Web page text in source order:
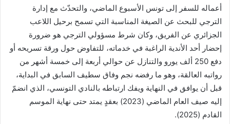
أعماله للسفر إلى تونس الأسبوع الماضي، والتحدّث مع إدارة
الترجي للبحث عن الصيغة المناسبة التي تسمح برحيل اللاعب
الجزائري عن الفريق، وكان شرط مسؤولي الترجي هو ضرورة
إحضار أحد الأندية الراغبة في خدماته، للتفاوض حول ورقة تسريحه أو
دفع 250 ألف يورو والتنازل عن حوالي أربعة إلى خمسة أشهر من
رواتبه العالقة، وهو ما رفضه نجم وفاق سطيف السابق في البداية،
قبل أن يوافق في النهاية ويفك ارتباطه بالنادي التونسي، الذي انضمّ
إليه صيف العام الماضي (2023) بعقدٍ يمتد حتى نهاية الموسم
القادم (2025).